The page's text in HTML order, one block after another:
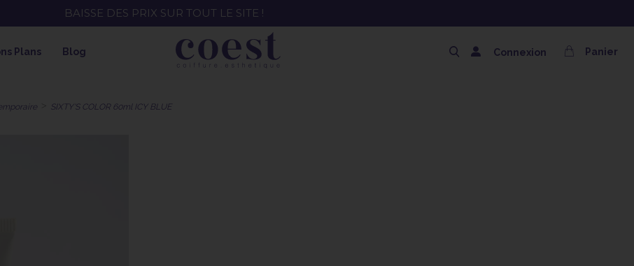
SKEYMZEE ! SOIN HYDRATANT + SPRAY + SHAMPOING = SHAMPOING OFFERT AVEC LE CODE SOLAIRE
Plans Blog Connexion Panier
SIXTY'S COLOR 60ml ICY BLUE